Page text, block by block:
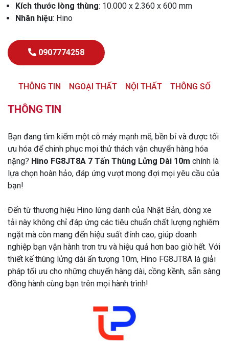
Kích thước lòng thùng: 10.000 x 2.360 x 600 mm
Nhãn hiệu: Hino
0907774258
THÔNG TIN NGOẠI THẤT NỘI THẤT THÔNG SỐ
THÔNG TIN
Bạn đang tìm kiếm một cỗ máy mạnh mẽ, bền bỉ và được tối
ưu hóa để chinh phục mọi thử thách vận chuyển hàng hóa
nặng? Hino FG8JT8A 7 Tấn Thùng Lửng Dài 10m chính là
lựa chọn hoàn hảo, đáp ứng vượt mong đợi mọi yêu cầu của
bạn!
Đến từ thương hiệu Hino lừng danh của Nhật Bản, dòng xe
tải này không chỉ đáp ứng các tiêu chuẩn chất lượng nghiêm
ngặt mà còn mang đến hiệu suất đỉnh cao, giúp doanh
nghiệp bạn vận hành trơn tru và hiệu quả hơn bao giờ hết. Với
thiết kế thùng lửng dài ấn tượng 10m, Hino FG8JT8A là giải
pháp tối ưu cho những chuyến hàng dài, cồng kềnh, sẵn sàng
đồng hành cùng bạn trên mọi hành trình!